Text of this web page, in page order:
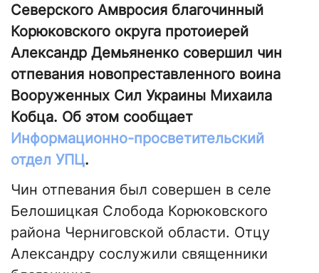
Северского Амвросия благочинный
Корюковского округа протоиерей
Александр Демьяненко совершил чин
отпевания новопреставленного воина
Вооруженных Сил Украины Михаила
Кобца. Об этом сообщает
Информационно-просветительский
отдел УПЦ.
Чин отпевания был совершен в селе
Белошицкая Слобода Корюковского
района Черниговской области. Отцу
Александру сослужили священники